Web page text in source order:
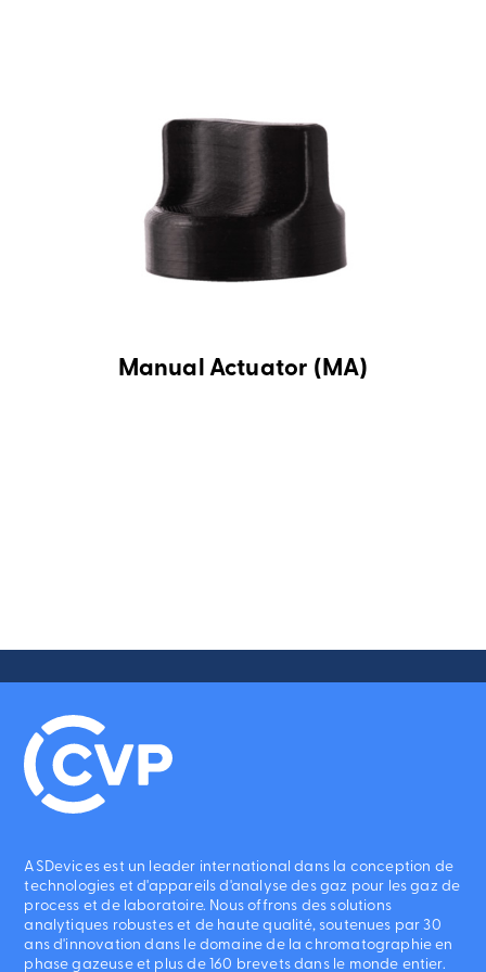
Manual Actuator (MA)
ASDevices est un leader international dans la conception de
technologies et d'appareils d'analyse des gaz pour les gaz de
process et de laboratoire. Nous offrons des solutions
analytiques robustes et de haute qualité, soutenues par 30
ans d'innovation dans le domaine de la chromatographie en
phase gazeuse et plus de 160 brevets dans le monde entier.